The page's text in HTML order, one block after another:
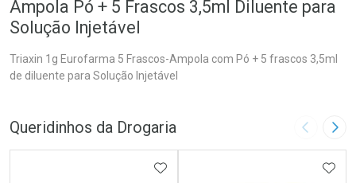
Ampola Pó + 5 Frascos 3,5ml Diluente para
Solução Injetável
Triaxin 1g Eurofarma 5 Frascos-Ampola com Pó + 5 frascos 3,5ml
de diluente para Solução Injetável
Queridinhos da Drogaria Imagem
ADICIONAR AOS FAVORITOS